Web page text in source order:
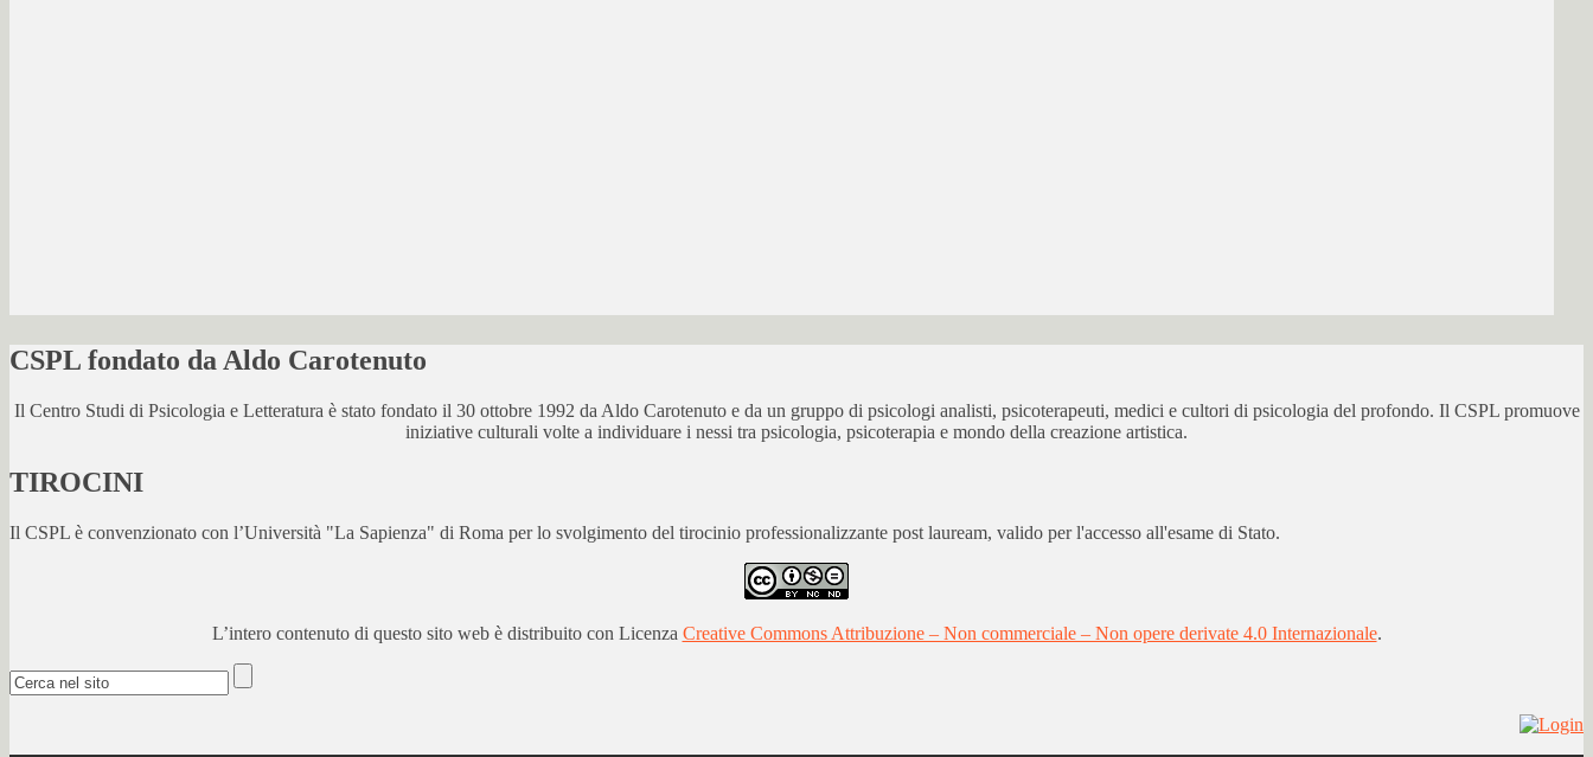
CSPL fondato da Aldo Carotenuto
Il Centro Studi di Psicologia e Letteratura è stato fondato il 30 ottobre 1992 da Aldo Carotenuto e da un gruppo di psicologi analisti, psicoterapeuti, medici e cultori di psicologia del profondo. Il CSPL promuove
iniziative culturali volte a individuare i nessi tra psicologia, psicoterapia e mondo della creazione artistica.
TIROCINI
Il CSPL è convenzionato con l’Università "La Sapienza" di Roma per lo svolgimento del tirocinio professionalizzante post lauream, valido per l'accesso all'esame di Stato.
L’intero contenuto di questo sito web è distribuito con Licenza Creative Commons Attribuzione – Non commerciale – Non opere derivate 4.0 Internazionale.